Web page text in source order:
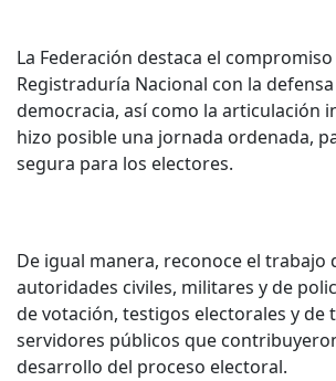
La Federación destaca el compromiso
Registraduría Nacional con la
democracia, así como la articulación
hizo posible una jornada ordenada,
segura para los electores.
De igual manera, reconoce el trabajo
autoridades civiles, militares y de
de votación, testigos electorales y de
servidores públicos que
desarrollo del proceso electoral.